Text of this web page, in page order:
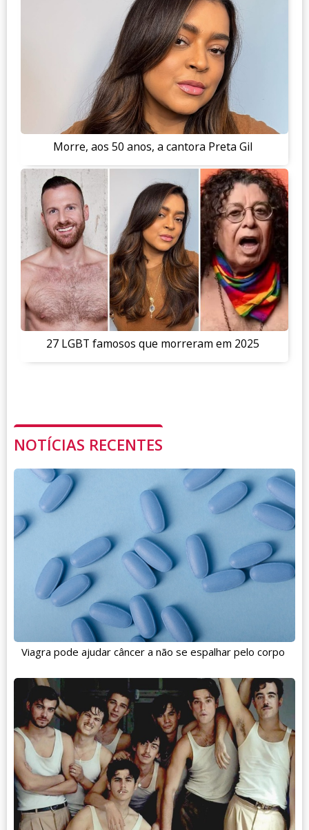
Morre, aos 50 anos, a cantora Preta Gil
27 LGBT famosos que morreram em 2025
NOTÍCIAS RECENTES
Viagra pode ajudar câncer a não se espalhar pelo corpo